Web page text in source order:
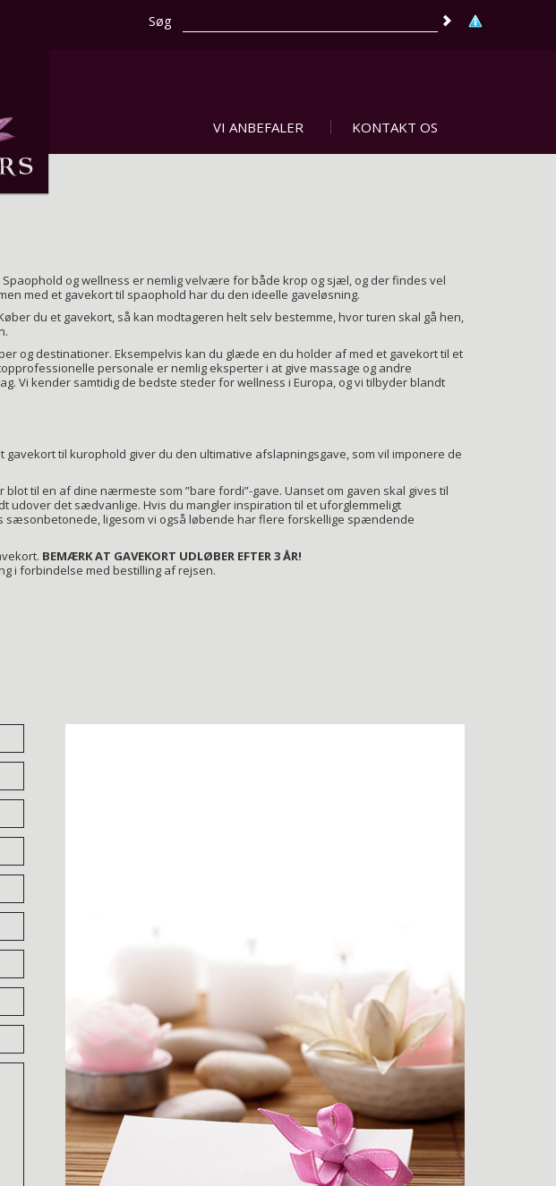
Søg
VI ANBEFALER KONTAKT OS
og wellness er nemlig velvære for både krop og sjæl, og der findes vel
med et gavekort til spaophold har du den ideelle gaveløsning.
du et gavekort, så kan modtageren helt selv bestemme, hvor turen skal gå hen,
og destinationer. Eksempelvis kan du glæde en du holder af med et gavekort til et
personale er nemlig eksperter i at give massage og andre
Vi kender samtidig de bedste steder for wellness i Europa, og vi tilbyder blandt
til kurophold giver du den ultimative afslapningsgave, som vil imponere de
til en af dine nærmeste som ”bare fordi”-gave. Uanset om gaven skal gives til
udover det sædvanlige. Hvis du mangler inspiration til et uforglemmeligt
sæsonbetonede, ligesom vi også løbende har flere forskellige spændende
BEMÆRK AT GAVEKORT UDLØBER EFTER 3 ÅR!
i forbindelse med bestilling af rejsen.